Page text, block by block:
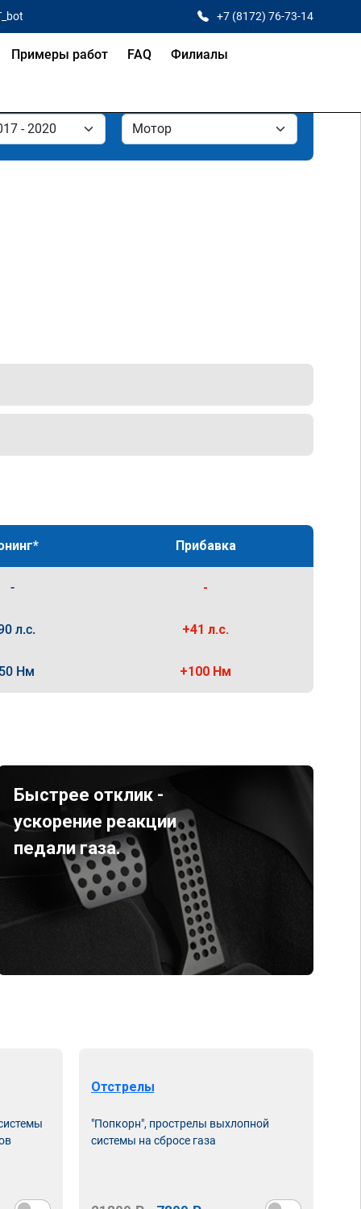
+7 (8172) 76-73-14
Примеры работ FAQ Филиалы
Прибавка
- -
л.с. +41 л.с.
Нм +100 Нм
Быстрее отклик -
ускорение реакции
педали газа.
Отстрелы
"Попкорн", прострелы выхлопной
системы на сбросе газа